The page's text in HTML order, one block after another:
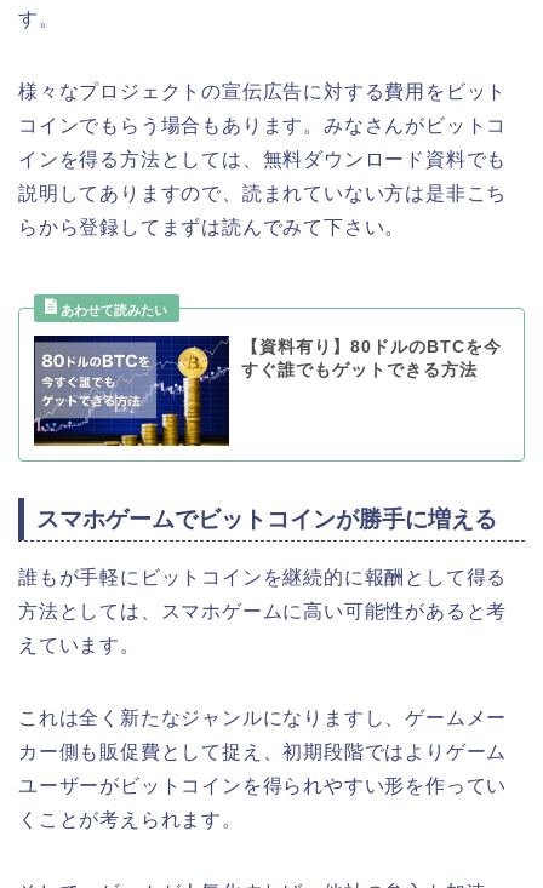
す。
様々なプロジェクトの宣伝広告に対する費用をビット
コインでもらう場合もあります。みなさんがビットコ
インを得る方法としては、無料ダウンロード資料でも
説明してありますので、読まれていない方は是非こち
らから登録してまずは読んでみて下さい。
【資料有り】80ドルのBTCを今
すぐ誰でもゲットできる方法
スマホゲームでビットコインが勝手に増える
誰もが手軽にビットコインを継続的に報酬として得る
方法としては、スマホゲームに高い可能性があると考
えています。
これは全く新たなジャンルになりますし、ゲームメー
カー側も販促費として捉え、初期段階ではよりゲーム
ユーザーがビットコインを得られやすい形を作ってい
くことが考えられます。